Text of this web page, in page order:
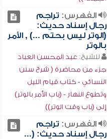
الفهرس: تراجم
رجال إسناد حديث:
(الوتر ليس بحتم ...) , الأمر
بالوتر
للشيخ: عبد المحسن العباد
جزء من محاضرة ( شرح سنن
النسائي - كتاب قيام الليل
وتطوع النهار - (باب الأمر بالوتر)
إلى (باب وقت الوتر))
الفهرس: تراجم
رجال إسناد حديث: (...